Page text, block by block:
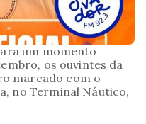
um momento
os ouvintes da
marcado com o
no Terminal Náutico,